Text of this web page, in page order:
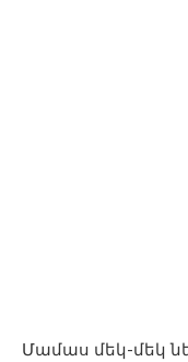
Մամաս մեկ-մեկ